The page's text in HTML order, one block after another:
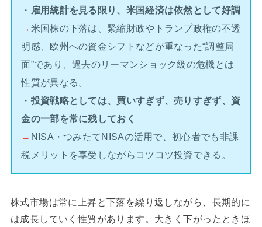
・ 雇用統計を見る限り、米国経済は依然として好調
→ 米国株の下落は、緊縮財政やトランプ政権の不透
明感、欧州への資金シフトなどが重なった“調整局
面”であり、過去のリーマンショック級の危機とは
性質が異なる。
・ 投資戦略としては、買いすぎず、売りすぎず、資
金の一部を常に残しておく
→ NISA・つみたてNISAの活用で、初心者でも非課
税メリットを享受しながらコツコツ投資できる。
株式市場は常に上昇と下落を繰り返しながら、長期的に
は成長していく性質があります。大きく下がったときほ